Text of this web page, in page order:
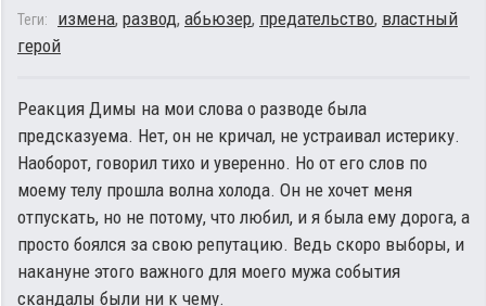
Теги: измена, развод, абьюзер, предательство, властный
герой
Реакция Димы на мои слова о разводе была
предсказуема. Нет, он не кричал, не устраивал истерику.
Наоборот, говорил тихо и уверенно. Но от его слов по
моему телу прошла волна холода. Он не хочет меня
отпускать, но не потому, что любил, и я была ему дорога, а
просто боялся за свою репутацию. Ведь скоро выборы, и
накануне этого важного для моего мужа события
скандалы были ни к чему.